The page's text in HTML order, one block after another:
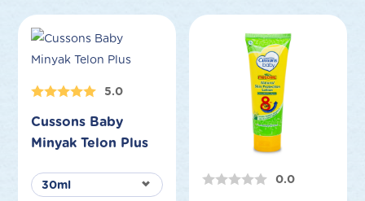
5.0
Cussons Baby
Minyak Telon Plus
0.0